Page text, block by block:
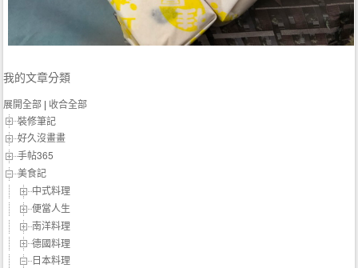
我的文章分類
展開全部 | 收合全部
裝修筆記
好久沒畫畫
手帖365
美食記
中式料理
便當人生
南洋料理
德國料理
日本料理